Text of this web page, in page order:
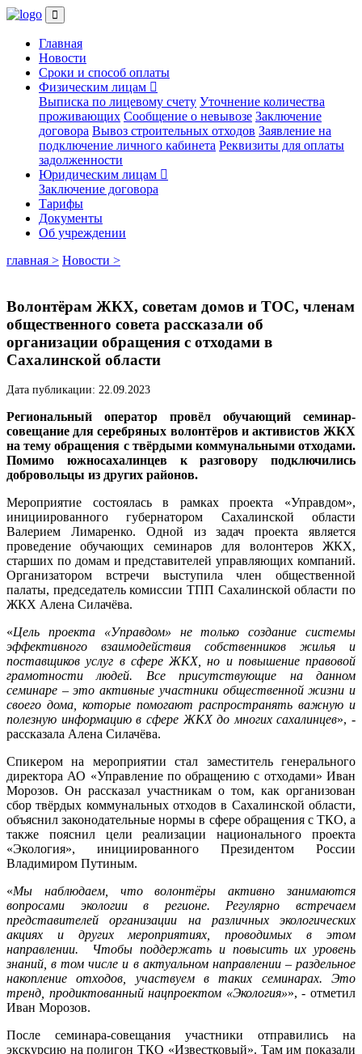
Главная
Новости
Сроки и способ оплаты
Физическим лицам
Выписка по лицевому счету Уточнение количества
проживающих Сообщение о невывозе Заключение
договора Вывоз строительных отходов Заявление на
подключение личного кабинета Реквизиты для оплаты
задолженности
Юридическим лицам
Заключение договора
Тарифы
Документы
Об учреждении
главная > Новости >
Волонтёрам ЖКХ, советам домов и ТОС, членам
общественного совета рассказали об
организации обращения с отходами в
Сахалинской области
Дата публикации: 22.09.2023
Региональный оператор провёл обучающий семинар-
совещание для серебряных волонтёров и активистов ЖКХ
на тему обращения с твёрдыми коммунальными отходами.
Помимо южносахалинцев к разговору подключились
добровольцы из других районов.
Мероприятие состоялась в рамках проекта «Управдом»,
инициированного губернатором Сахалинской области
Валерием Лимаренко. Одной из задач проекта является
проведение обучающих семинаров для волонтеров ЖКХ,
старших по домам и представителей управляющих компаний.
Организатором встречи выступила член общественной
палаты, председатель комиссии ТПП Сахалинской области по
ЖКХ Алена Силачёва.
«Цель проекта «Управдом» не только создание системы
эффективного взаимодействия собственников жилья и
поставщиков услуг в сфере ЖКХ, но и повышение правовой
грамотности людей. Все присутствующие на данном
семинаре – это активные участники общественной жизни и
своего дома, которые помогают распространять важную и
полезную информацию в сфере ЖКХ до многих сахалинцев», -
рассказала Алена Силачёва.
Спикером на мероприятии стал заместитель генерального
директора АО «Управление по обращению с отходами» Иван
Морозов. Он рассказал участникам о том, как организован
сбор твёрдых коммунальных отходов в Сахалинской области,
объяснил законодательные нормы в сфере обращения с ТКО, а
также пояснил цели реализации национального проекта
«Экология», инициированного Президентом России
Владимиром Путиным.
«Мы наблюдаем, что волонтёры активно занимаются
вопросами экологии в регионе. Регулярно встречаем
представителей организации на различных экологических
акциях и других мероприятиях, проводимых в этом
направлении. Чтобы поддержать и повысить их уровень
знаний, в том числе и в актуальном направлении – раздельное
накопление отходов, участвуем в таких семинарах. Это
тренд, продиктованный нацпроектом «Экология»», - отметил
Иван Морозов.
После семинара-совещания участники отправились на
экскурсию на полигон ТКО «Известковый». Там им показали